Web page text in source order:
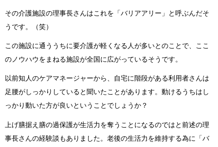
その介護施設の理事長さんはこれを「バリアアリー」と呼ぶんだそ
うです。（笑）
この施設に通ううちに要介護が軽くなる人が多いとのことで、ここ
のノウハウをまねる施設が全国に広がっているそうです。
以前知人のケアマネージャーから、自宅に階段がある利用者さんは
足腰がしっかりしていると聞いたことがあります。動けるうちはし
っかり動いた方が良いということでしょうか？
上げ膳据え膳の過保護が生活力を奪うことになるのではと前述の理
事長さんの経験談もありました。老後の生活力を維持する為に「バ